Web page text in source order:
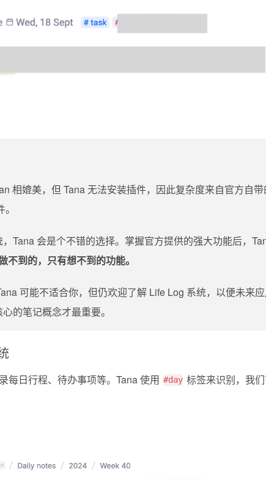
相媲美，但 Tana 无法安装插件，因此复杂度来自官方自
Tana 会是个不错的选择。掌握官方提供的强大功能后，
不到的，只有想不到的功能。
可能不适合你，但仍欢迎了解 Life Log 系统，以便未来
的笔记概念才最重要。
每日行程、待办事项等。Tana 使用 #day 标签来识别，我